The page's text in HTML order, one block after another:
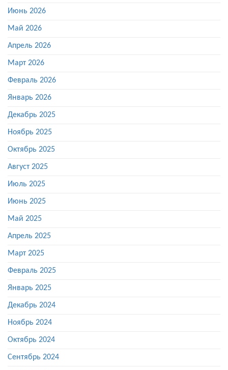
Июнь 2026
Май 2026
Апрель 2026
Март 2026
Февраль 2026
Январь 2026
Декабрь 2025
Ноябрь 2025
Октябрь 2025
Август 2025
Июль 2025
Июнь 2025
Май 2025
Апрель 2025
Март 2025
Февраль 2025
Январь 2025
Декабрь 2024
Ноябрь 2024
Октябрь 2024
Сентябрь 2024